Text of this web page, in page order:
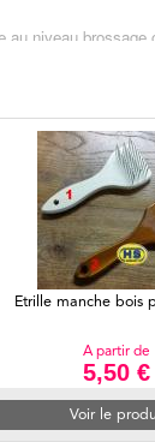
au niveau brossage
avec un
pour
et très
votre chien vous
Etrille manche bois
A partir de
5,50 €
Voir le